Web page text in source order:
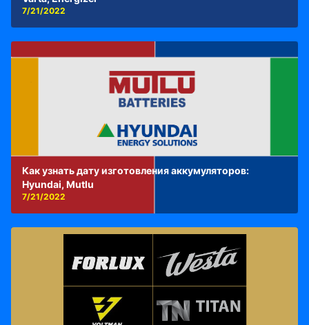
7/21/2022
Как узнать дату изготовления аккумуляторов:
Hyundai, Mutlu
7/21/2022